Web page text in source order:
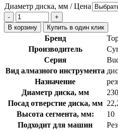
Диаметр диска, мм / Цена
В корзину Купить в один клик
Бренд
Производитель
Серия
Вид алмазного инструмента
Назначение
Диаметр диска, мм
Посад отверстие диска, мм
Высота сегмента, мм:
10
Подходит для машин